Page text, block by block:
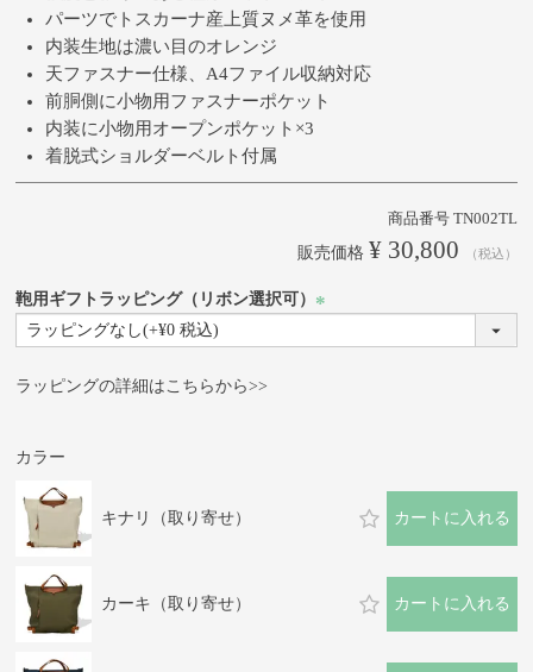
パーツでトスカーナ産上質ヌメ革を使用
内装生地は濃い目のオレンジ
天ファスナー仕様、A4ファイル収納対応
前胴側に小物用ファスナーポケット
内装に小物用オープンポケット×3
着脱式ショルダーベルト付属
商品番号 TN002TL
販売価格 ¥ 30,800 税込
鞄用ギフトラッピング（リボン選択可）
ラッピングの詳細はこちらから>>
カラー
キナリ（取り寄せ） カートに入れる
カーキ（取り寄せ） カートに入れる